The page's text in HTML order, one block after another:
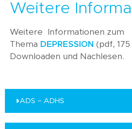
ADS – ADHS
Weitere
Weitere Informationen zum
Thema DEPRESSION (pdf,
Downloaden und Nachlesen.